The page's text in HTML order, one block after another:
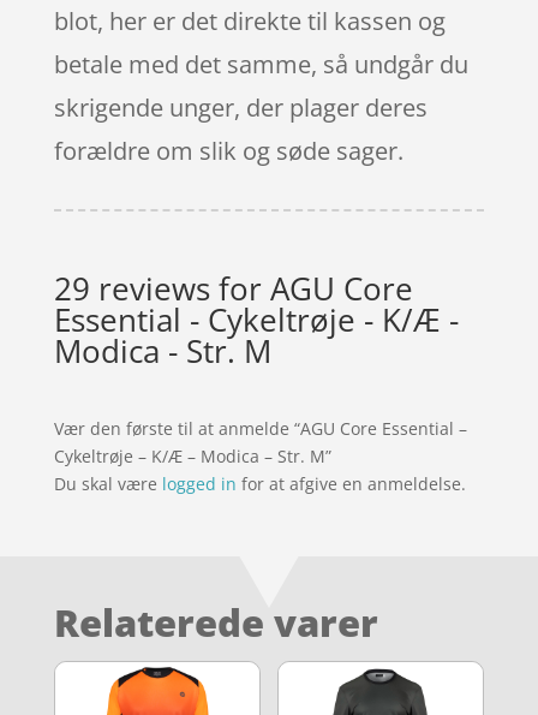
blot, her er det direkte til kassen og
betale med det samme, så undgår du
skrigende unger, der plager deres
forældre om slik og søde sager.
29 reviews forAGU Core
Essential - Cykeltrøje - K/Æ -
Modica - Str. M
Vær den første til at anmelde “AGU Core Essential –
Cykeltrøje – K/Æ – Modica – Str. M”
Du skal være logged in for at afgive en anmeldelse.
Relaterede varer